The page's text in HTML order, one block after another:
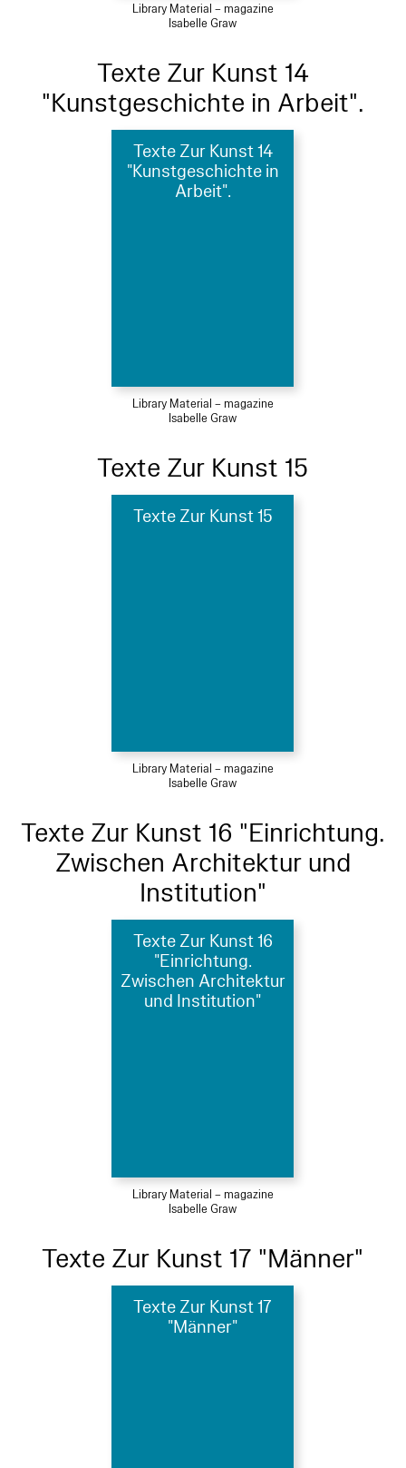
Library Material – magazine
Isabelle Graw
Texte Zur Kunst 14
"Kunstgeschichte in Arbeit".
Texte Zur Kunst 14
"Kunstgeschichte in
Arbeit".
Library Material – magazine
Isabelle Graw
Texte Zur Kunst 15
Texte Zur Kunst 15
Library Material – magazine
Isabelle Graw
Texte Zur Kunst 16 "Einrichtung.
Zwischen Architektur und
Institution"
Texte Zur Kunst 16
"Einrichtung.
Zwischen Architektur
und Institution"
Library Material – magazine
Isabelle Graw
Texte Zur Kunst 17 "Männer"
Texte Zur Kunst 17
"Männer"